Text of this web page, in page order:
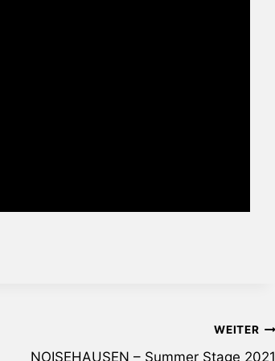
WEITER
NOISEHAUSEN – Summer Stage 2021